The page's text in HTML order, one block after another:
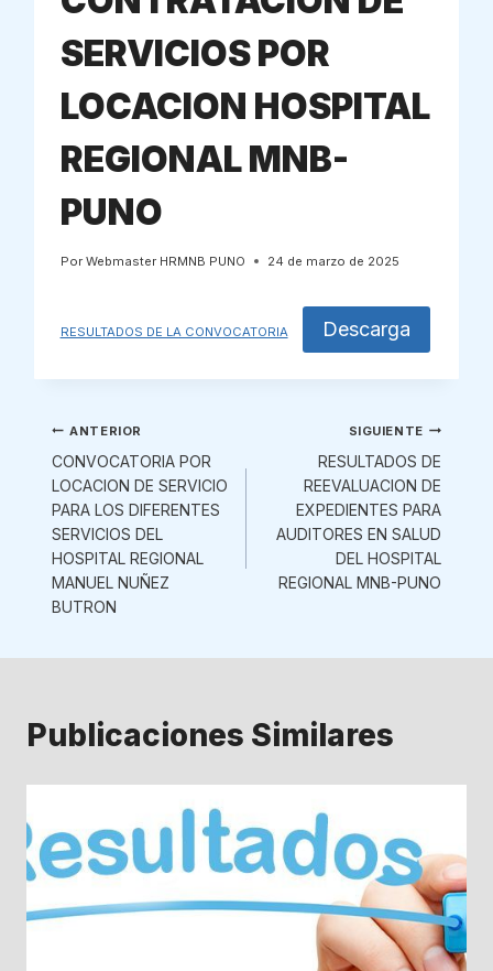
SERVICIOS POR
LOCACION HOSPITAL
REGIONAL MNB-
PUNO
Por Webmaster HRMNB PUNO 24 de marzo de 2025
RESULTADOS DE LA CONVOCATORIA Descarga
Navegación
de
entradas
ANTERIOR
CONVOCATORIA POR
LOCACION DE SERVICIO
PARA LOS DIFERENTES
SERVICIOS DEL
HOSPITAL REGIONAL
MANUEL NUÑEZ
BUTRON
SIGUIENTE
RESULTADOS DE
REEVALUACION DE
EXPEDIENTES PARA
AUDITORES EN SALUD
DEL HOSPITAL
REGIONAL MNB-PUNO
Publicaciones Similares